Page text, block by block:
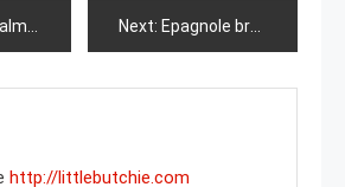
descripción y cultivo Next: Epagnole bretón
http://littlebutchie.com